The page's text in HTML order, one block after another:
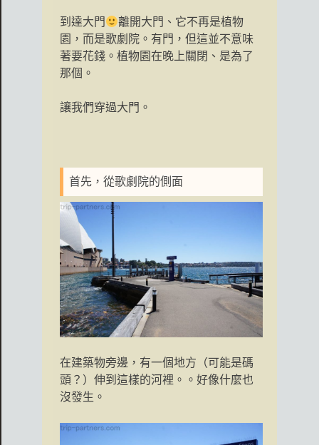
到達大門
離開大門、它不再是植物
園，而是歌劇院。有門，但這並不意味
著要花錢。植物園在晚上關閉、是為了
那個。
讓我們穿過大門。
首先，從歌劇院的側面
在建築物旁邊，有一個地方（可能是碼
頭？）伸到這樣的河裡。。好像什麼也
沒發生。